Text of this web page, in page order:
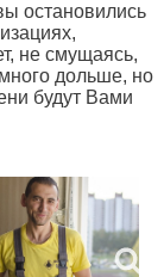
остановились
не смущаясь,
дольше, но
будут Вами